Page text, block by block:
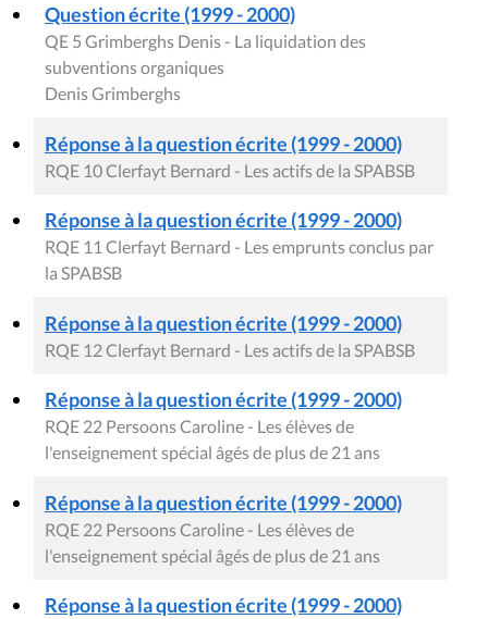
Question écrite (1999 - 2000)
QE 5 Grimberghs Denis - La liquidation des
subventions organiques
Denis Grimberghs
Réponse à la question écrite (1999 - 2000)
RQE 10 Clerfayt Bernard - Les actifs de la SPABSB
Réponse à la question écrite (1999 - 2000)
RQE 11 Clerfayt Bernard - Les emprunts conclus par
la SPABSB
Réponse à la question écrite (1999 - 2000)
RQE 12 Clerfayt Bernard - Les actifs de la SPABSB
Réponse à la question écrite (1999 - 2000)
RQE 22 Persoons Caroline - Les élèves de
l'enseignement spécial âgés de plus de 21 ans
Réponse à la question écrite (1999 - 2000)
RQE 22 Persoons Caroline - Les élèves de
l'enseignement spécial âgés de plus de 21 ans
Réponse à la question écrite (1999 - 2000)